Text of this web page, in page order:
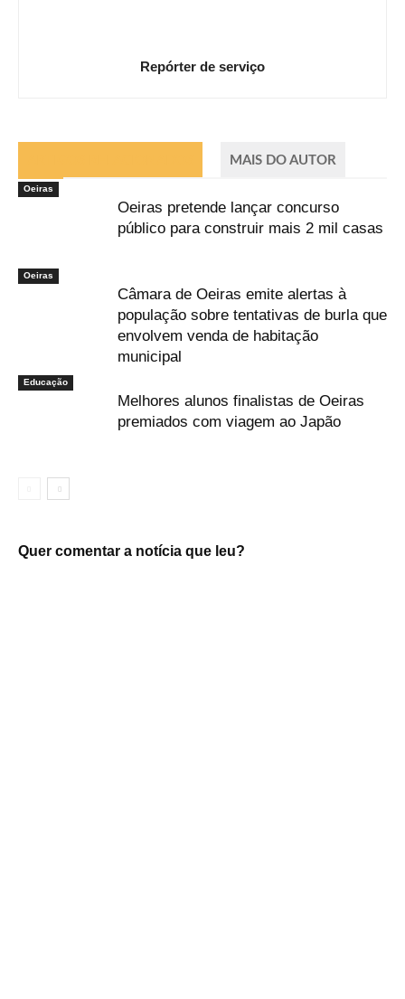
Repórter de serviço
MAIS DO AUTOR
Oeiras
Oeiras pretende lançar concurso
público para construir mais 2 mil casas
Oeiras
Câmara de Oeiras emite alertas à
população sobre tentativas de burla que
envolvem venda de habitação
municipal
Educação
Melhores alunos finalistas de Oeiras
premiados com viagem ao Japão
Quer comentar a notícia que leu?